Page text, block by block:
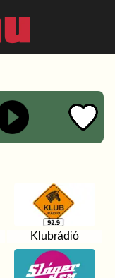
Klubrádió